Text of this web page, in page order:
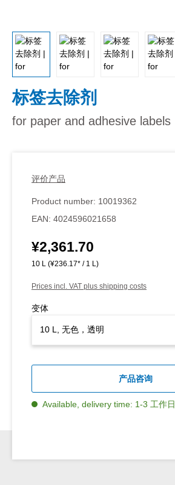
标签去除剂
for paper and adhesive labels
评价产品
Product number: 10019362
EAN: 4024596021658
Regular price:
¥2,361.70
10 L (¥236.17* / 1 L)
Prices incl. VAT plus shipping costs
变体
产品咨询
Available, delivery time: 1-3 工作日